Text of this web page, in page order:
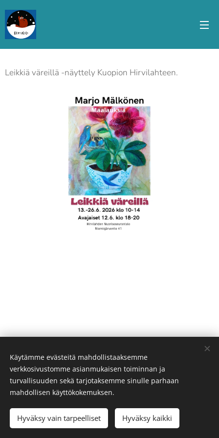
Leikkiä väreillä -näyttely Kuopion Hirvilahteen.
© 2026 Kettukolo | marjo@kettukolo.fi
Evästeet
Käytämme evästeitä mahdollistaaksemme
verkkosivustomme asianmukaisen toiminnan ja
turvallisuuden sekä tarjotaksemme sinulle parhaan
mahdollisen käyttökokemuksen.
Hyväksy vain tarpeelliset Hyväksy kaikki